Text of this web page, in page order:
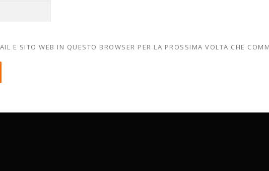
E SITO WEB IN QUESTO BROWSER PER LA PROSSIMA VOLTA CHE